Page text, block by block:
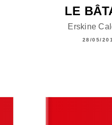
LE
Erskine
28/05/